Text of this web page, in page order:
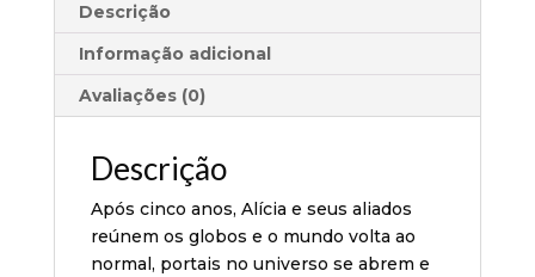
Descrição
Informação adicional
Avaliações (0)
Descrição
Após cinco anos, Alícia e seus aliados
reúnem os globos e o mundo volta ao
normal, portais no universo se abrem e